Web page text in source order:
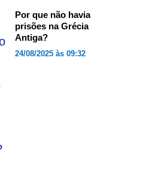
Por que não havia
prisões na Grécia
Antiga?
24/08/2025 às 09:32